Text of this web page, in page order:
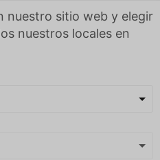
nuestro sitio web y elegir
nuestros locales en